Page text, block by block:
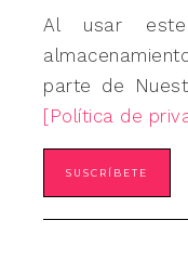
Al usar
parte de
[Política de